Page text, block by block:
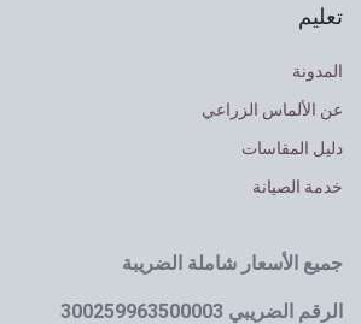
تعليم
المدونة
عن الألماس الزراعي
دليل المقاسات
خدمة الصيانة
جميع الأسعار شاملة الضريبة
الرقم الضريبي 300259963500003